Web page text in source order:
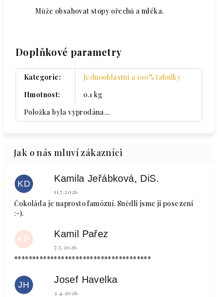
Může obsahovat stopy ořechů a mléka.
Doplňkové parametry
Kategorie:
Jednooblastní a 100% tabulky
Hmotnost:
0.1 kg
Položka byla vyprodána…
KD Kamila Jeřábková, DiS.
Hodnocení obchodu je 5 z 5 hvězdiček.
11.7.2026
Čokoláda je naprosto famózní. Snědli jsme ji posezení
:-).
KP Kamil Pařez
Hodnocení obchodu je 5 z 5 hvězdiček.
7.5.2026
**************************************
JH Josef Havelka
Hodnocení obchodu je 5 z 5 hvězdiček.
2.4.2026